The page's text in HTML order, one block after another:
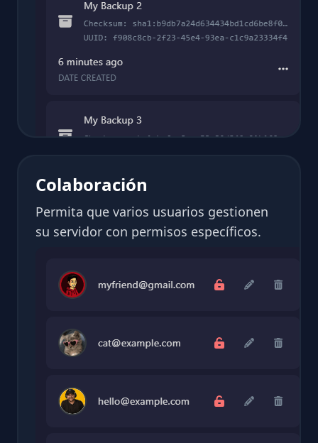
Colaboración
Permita que varios usuarios gestionen
su servidor con permisos específicos.